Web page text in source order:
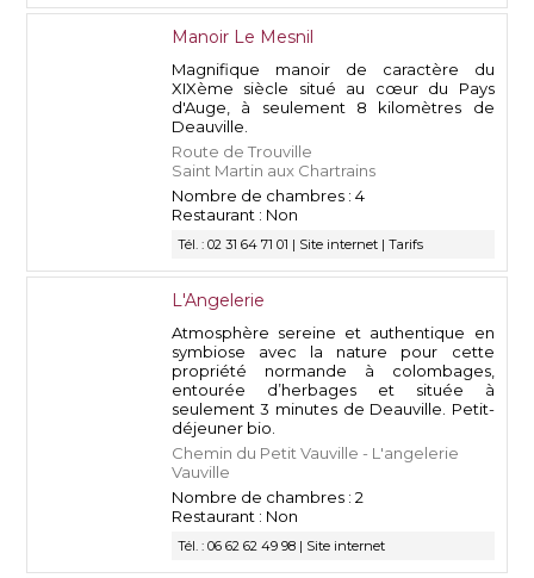
Manoir Le Mesnil
Magnifique manoir de caractère du
XIXème siècle situé au cœur du Pays
d'Auge, à seulement 8 kilomètres de
Deauville.
Route de Trouville
Saint Martin aux Chartrains
Nombre de chambres : 4
Restaurant : Non
Tél. : 02 31 64 71 01 | Site internet| Tarifs
L'Angelerie
Atmosphère sereine et authentique en
symbiose avec la nature pour cette
propriété normande à colombages,
entourée d’herbages et située à
seulement 3 minutes de Deauville. Petit-
déjeuner bio.
Chemin du Petit Vauville - L'angelerie
Vauville
Nombre de chambres : 2
Restaurant : Non
Tél. : 06 62 62 49 98 | Site internet